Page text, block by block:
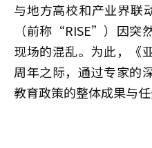
与地方高校和产业界联
（前称“RISE”）因突
现场的混乱。为此，《
周年之际，通过专家的
教育政策的整体成果与任